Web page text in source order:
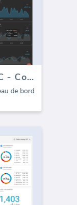
Modèle Google Ads PPC - Coût
de bord